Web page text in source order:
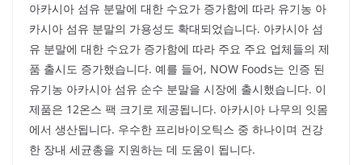
아카시아 섬유 분말에 대한 수요가 증가함에 따라 유기농 아
카시아 섬유 분말의 가용성도 확대되었습니다. 아카시아 섬
유 분말에 대한 수요가 증가함에 따라 주요 주요 업체들의 제
품 출시도 증가했습니다. 예를 들어, NOW Foods는 인증 된
유기농 아카시아 섬유 순수 분말을 시장에 출시했습니다. 이
제품은 12온스 팩 크기로 제공됩니다. 아카시아 나무의 잇몸
에서 생산됩니다. 우수한 프리바이오틱스 중 하나이며 건강
한 장내 세균총을 지원하는 데 도움이 됩니다.